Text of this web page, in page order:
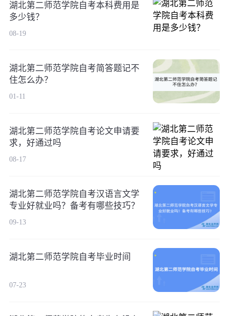
湖北第二师范学院自考本科费用是
多少钱？
08-19
湖北第二师范学院自考简答题记不
住怎么办？
01-11
湖北第二师范学院自考论文申请要
求，好通过吗
08-17
湖北第二师范学院自考汉语言文学
专业好就业吗？备考有哪些技巧？
09-13
湖北第二师范学院自考毕业时间
07-23